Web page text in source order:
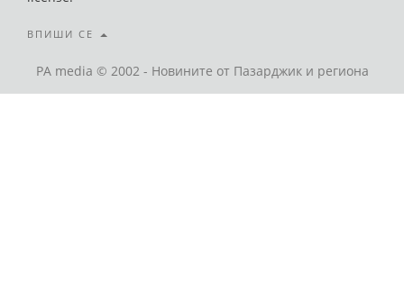
ВПИШИ СЕ
PA media © 2002 - Новините от Пазарджик и региона